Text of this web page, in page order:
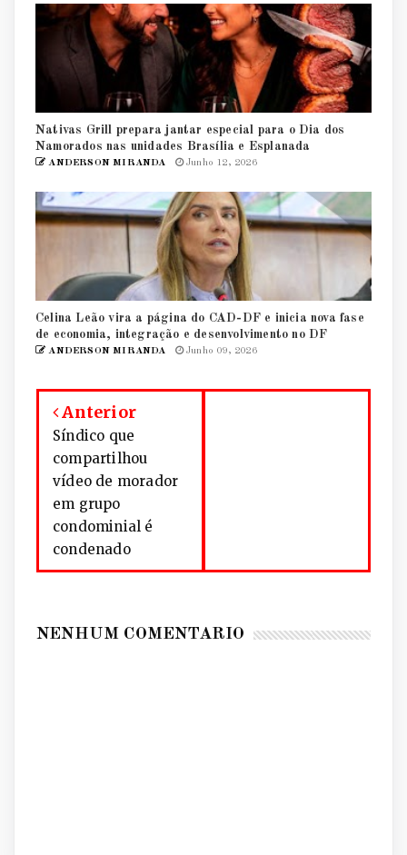
Nativas Grill prepara jantar especial para o Dia dos
Namorados nas unidades Brasília e Esplanada
ANDERSON MIRANDA Junho 12, 2026
Celina Leão vira a página do CAD-DF e inicia nova fase
de economia, integração e desenvolvimento no DF
ANDERSON MIRANDA Junho 09, 2026
Anterior
Síndico que
compartilhou
vídeo de morador
em grupo
condominial é
condenado
NENHUM COMENTÁRIO